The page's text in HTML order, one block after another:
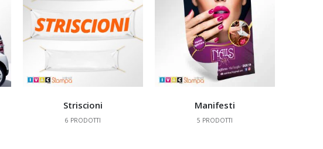
Striscioni
6 PRODOTTI
Manifesti
5 PRODOTTI